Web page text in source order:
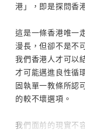
港」，即是探問香
這是一條香港唯一
漫長，但卻不是不
我們香港人才可以
才可能邁進良性循
固執單一教條所認
的較不壞選項。
我們面前的現實不